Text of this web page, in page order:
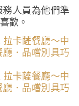
人員為他們準
歡。